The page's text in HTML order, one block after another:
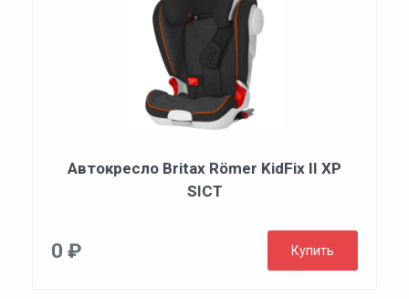
Автокресло Britax Römer KidFix II XP
SICT
0 ₽ Купить